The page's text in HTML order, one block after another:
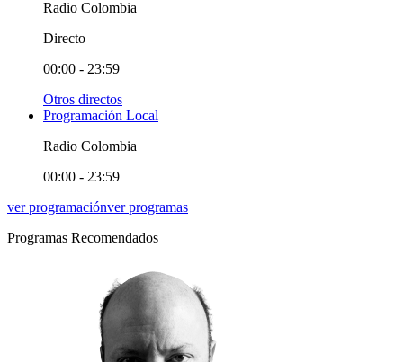
Radio Colombia
Directo
00:00 - 23:59
Otros directos
Programación Local
Radio Colombia
00:00 - 23:59
ver programaciónver programas
Programas Recomendados